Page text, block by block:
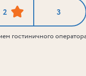
2 3
гостиничного